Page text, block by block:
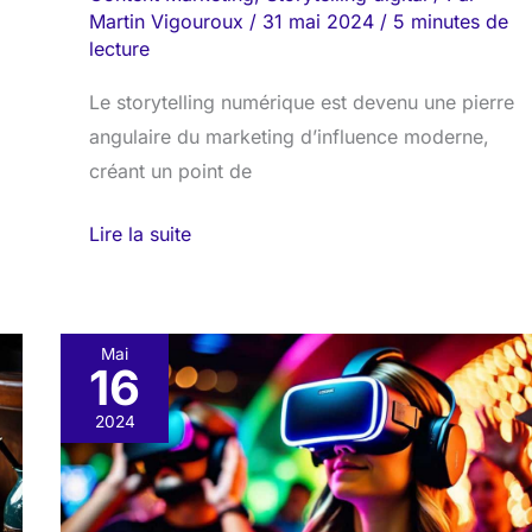
Martin Vigouroux / 31 mai 2024 / 5 minutes de
lecture
Le storytelling numérique est devenu une pierre
angulaire du marketing d’influence moderne,
créant un point de
Lire la suite
Mai
16
2024
L’art
du
récit
interactif
: